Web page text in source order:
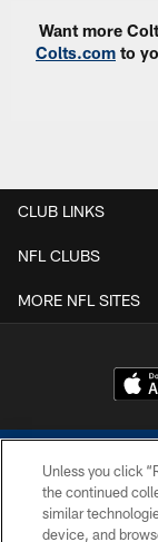
Want more
Colts.com to
CLUB LINKS
NFL CLUBS
MORE NFL SITES
Unless you click
the continued
similar
device, and